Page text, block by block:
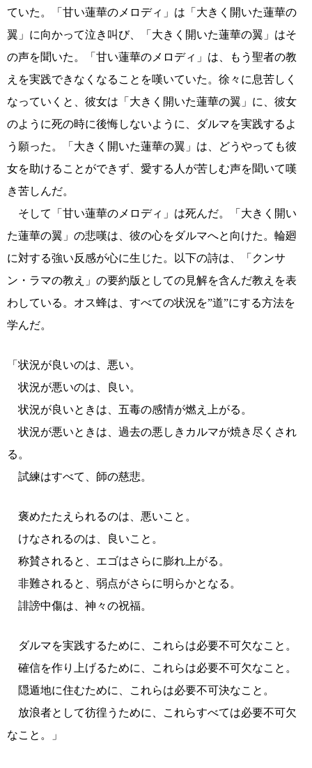
ていた。「甘い蓮華のメロディ」は「大きく開いた蓮華の
翼」に向かって泣き叫び、「大きく開いた蓮華の翼」はそ
の声を聞いた。「甘い蓮華のメロディ」は、もう聖者の教
えを実践できなくなることを嘆いていた。徐々に息苦しく
なっていくと、彼女は「大きく開いた蓮華の翼」に、彼女
のように死の時に後悔しないように、ダルマを実践するよ
う願った。「大きく開いた蓮華の翼」は、どうやっても彼
女を助けることができず、愛する人が苦しむ声を聞いて嘆
き苦しんだ。
そして「甘い蓮華のメロディ」は死んだ。「大きく開い
た蓮華の翼」の悲嘆は、彼の心をダルマへと向けた。輪廻
に対する強い反感が心に生じた。以下の詩は、「クンサ
ン・ラマの教え」の要約版としての見解を含んだ教えを表
わしている。オス蜂は、すべての状況を”道”にする方法を
学んだ。
「状況が良いのは、悪い。
状況が悪いのは、良い。
状況が良いときは、五毒の感情が燃え上がる。
状況が悪いときは、過去の悪しきカルマが焼き尽くされ
る。
試練はすべて、師の慈悲。
褒めたたえられるのは、悪いこと。
けなされるのは、良いこと。
称賛されると、エゴはさらに膨れ上がる。
非難されると、弱点がさらに明らかとなる。
誹謗中傷は、神々の祝福。
ダルマを実践するために、これらは必要不可欠なこと。
確信を作り上げるために、これらは必要不可欠なこと。
隠遁地に住むために、これらは必要不可決なこと。
放浪者として彷徨うために、これらすべては必要不可欠
なこと。」